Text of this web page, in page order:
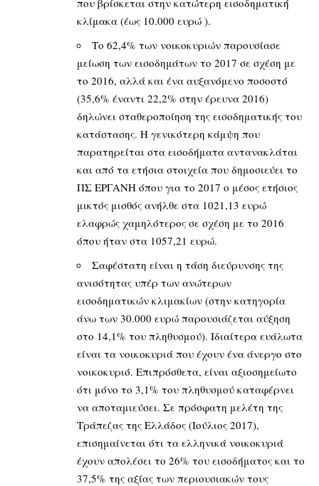
κλίμακα (έως 10.000 ευρώ ).
Το 62,4% των νοικοκυριών παρουσίασε
μείωση των εισοδημάτων το 2017 σε σχέση με
το 2016, αλλά και ένα αυξανόμενο ποσοστό
(35,6% έναντι 22,2% στην έρευνα 2016)
δηλώνει σταθεροποίηση της εισοδηματικής του
κατάστασης. Η γενικότερη κάμψη που
παρατηρείται στα εισοδήματα αντανακλάται
και από τα ετήσια στοιχεία που δημοσιεύει το
ΠΣ ΕΡΓΑΝΗ όπου για το 2017 ο μέσος ετήσιος
μικτός μισθός ανήλθε στα 1021,13 ευρώ
ελαφρώς χαμηλότερος σε σχέση με το 2016
όπου ήταν στα 1057,21 ευρώ.
Σαφέστατη είναι η τάση διεύρυνσης της
ανισότητας υπέρ των ανώτερων
εισοδηματικών κλιμακίων (στην κατηγορία
άνω των 30.000 ευρώ παρουσιάζεται αύξηση
στο 14,1% του πληθυσμού). Ιδιαίτερα ευάλωτα
είναι τα νοικοκυριά που έχουν ένα άνεργο στο
νοικοκυριό. Επιπρόσθετα, είναι αξιοσημείωτο
ότι μόνο το 3,1% του πληθυσμού καταφέρνει
να αποταμιεύσει. Σε πρόσφατη μελέτη της
Τράπεζας της Ελλάδος (Ιούλιος 2017),
επισημαίνεται ότι τα ελληνικά νοικοκυριά
έχουν απολέσει το 26% του εισοδήματος και το
37,5% της αξίας των περιουσιακών τους